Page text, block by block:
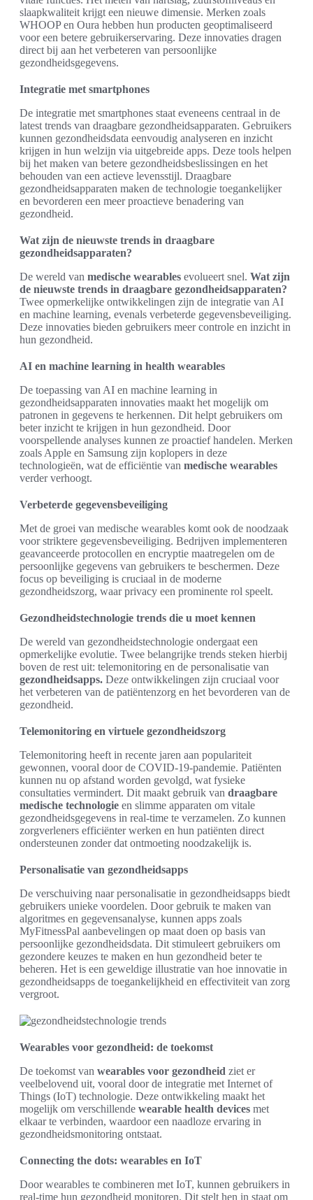
slaapkwaliteit krijgt een nieuwe dimensie. Merken zoals
WHOOP en Oura hebben hun producten geoptimaliseerd
voor een betere gebruikerservaring. Deze innovaties dragen
direct bij aan het verbeteren van persoonlijke
gezondheidsgegevens.
Integratie met smartphones
De integratie met smartphones staat eveneens centraal in de
latest trends van draagbare gezondheidsapparaten. Gebruikers
kunnen gezondheidsdata eenvoudig analyseren en inzicht
krijgen in hun welzijn via uitgebreide apps. Deze tools helpen
bij het maken van betere gezondheidsbeslissingen en het
behouden van een actieve levensstijl. Draagbare
gezondheidsapparaten maken de technologie toegankelijker
en bevorderen een meer proactieve benadering van
gezondheid.
Wat zijn de nieuwste trends in draagbare
gezondheidsapparaten?
De wereld van medische wearables evolueert snel. Wat zijn
de nieuwste trends in draagbare gezondheidsapparaten?
Twee opmerkelijke ontwikkelingen zijn de integratie van AI
en machine learning, evenals verbeterde gegevensbeveiliging.
Deze innovaties bieden gebruikers meer controle en inzicht in
hun gezondheid.
AI en machine learning in health wearables
De toepassing van AI en machine learning in
gezondheidsapparaten innovaties maakt het mogelijk om
patronen in gegevens te herkennen. Dit helpt gebruikers om
beter inzicht te krijgen in hun gezondheid. Door
voorspellende analyses kunnen ze proactief handelen. Merken
zoals Apple en Samsung zijn koplopers in deze
technologieën, wat de efficiëntie van medische wearables
verder verhoogt.
Verbeterde gegevensbeveiliging
Met de groei van medische wearables komt ook de noodzaak
voor striktere gegevensbeveiliging. Bedrijven implementeren
geavanceerde protocollen en encryptie maatregelen om de
persoonlijke gegevens van gebruikers te beschermen. Deze
focus op beveiliging is cruciaal in de moderne
gezondheidszorg, waar privacy een prominente rol speelt.
Gezondheidstechnologie trends die u moet kennen
De wereld van gezondheidstechnologie ondergaat een
opmerkelijke evolutie. Twee belangrijke trends steken hierbij
boven de rest uit: telemonitoring en de personalisatie van
gezondheidsapps. Deze ontwikkelingen zijn cruciaal voor
het verbeteren van de patiëntenzorg en het bevorderen van de
gezondheid.
Telemonitoring en virtuele gezondheidszorg
Telemonitoring heeft in recente jaren aan populariteit
gewonnen, vooral door de COVID-19-pandemie. Patiënten
kunnen nu op afstand worden gevolgd, wat fysieke
consultaties vermindert. Dit maakt gebruik van draagbare
medische technologie en slimme apparaten om vitale
gezondheidsgegevens in real-time te verzamelen. Zo kunnen
zorgverleners efficiënter werken en hun patiënten direct
ondersteunen zonder dat ontmoeting noodzakelijk is.
Personalisatie van gezondheidsapps
De verschuiving naar personalisatie in gezondheidsapps biedt
gebruikers unieke voordelen. Door gebruik te maken van
algoritmes en gegevensanalyse, kunnen apps zoals
MyFitnessPal aanbevelingen op maat doen op basis van
persoonlijke gezondheidsdata. Dit stimuleert gebruikers om
gezondere keuzes te maken en hun gezondheid beter te
beheren. Het is een geweldige illustratie van hoe innovatie in
gezondheidsapps de toegankelijkheid en effectiviteit van zorg
vergroot.
Wearables voor gezondheid: de toekomst
De toekomst van wearables voor gezondheid ziet er
veelbelovend uit, vooral door de integratie met Internet of
Things (IoT) technologie. Deze ontwikkeling maakt het
mogelijk om verschillende wearable health devices met
elkaar te verbinden, waardoor een naadloze ervaring in
gezondheidsmonitoring ontstaat.
Connecting the dots: wearables en IoT
Door wearables te combineren met IoT, kunnen gebruikers in
real-time hun gezondheid monitoren. Dit stelt hen in staat om